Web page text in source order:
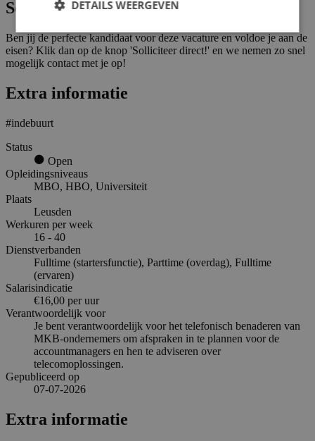
Solliciteren
Ben jij de perfecte kandidaat voor deze vacature en voldoe je aan de
eisen? Klik dan op de knop 'Solliciteer direct!' en we nemen zo snel
mogelijk contact met je op!
Extra informatie
#indebuurt
Status
Open
Opleidingsniveaus
MBO, HBO, Universiteit
Plaats
Leusden
Werkuren per week
16 - 40
Dienstverbanden
Fulltime (startersfunctie), Parttime (overdag), Fulltime
(ervaren)
Salarisindicatie
€16,00 per uur
Verantwoordelijk voor
Je bent verantwoordelijk voor het telefonisch benaderen van
MKB-ondernemers om afspraken in te plannen voor de
accountmanagers en hen te adviseren over
telecomoplossingen.
Gepubliceerd op
07-07-2026
Extra informatie
DETAILS WEERGEVEN